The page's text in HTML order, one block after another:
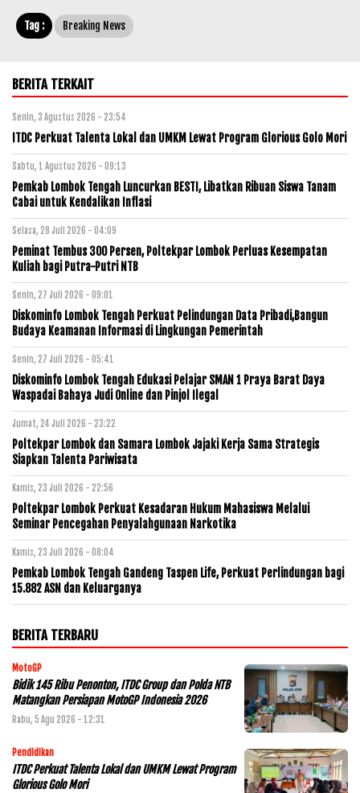
Tag : Breaking News
BERITA TERKAIT
Senin, 3 Agustus 2026 - 23:54
ITDC Perkuat Talenta Lokal dan UMKM Lewat Program Glorious Golo Mori
Sabtu, 1 Agustus 2026 - 09:13
Pemkab Lombok Tengah Luncurkan BESTI, Libatkan Ribuan Siswa Tanam
Cabai untuk Kendalikan Inflasi
Selasa, 28 Juli 2026 - 04:09
Peminat Tembus 300 Persen, Poltekpar Lombok Perluas Kesempatan
Kuliah bagi Putra-Putri NTB
Senin, 27 Juli 2026 - 09:01
Diskominfo Lombok Tengah Perkuat Pelindungan Data Pribadi,Bangun
Budaya Keamanan Informasi di Lingkungan Pemerintah
Senin, 27 Juli 2026 - 05:41
Diskominfo Lombok Tengah Edukasi Pelajar SMAN 1 Praya Barat Daya
Waspadai Bahaya Judi Online dan Pinjol Ilegal
Jumat, 24 Juli 2026 - 23:22
Poltekpar Lombok dan Samara Lombok Jajaki Kerja Sama Strategis
Siapkan Talenta Pariwisata
Kamis, 23 Juli 2026 - 22:56
Poltekpar Lombok Perkuat Kesadaran Hukum Mahasiswa Melalui
Seminar Pencegahan Penyalahgunaan Narkotika
Kamis, 23 Juli 2026 - 08:04
Pemkab Lombok Tengah Gandeng Taspen Life, Perkuat Perlindungan bagi
15.882 ASN dan Keluarganya
BERITA TERBARU
MotoGP
Bidik 145 Ribu Penonton, ITDC Group dan Polda NTB
Matangkan Persiapan MotoGP Indonesia 2026
Rabu, 5 Agu 2026 - 12:31
Pendidikan
ITDC Perkuat Talenta Lokal dan UMKM Lewat Program
Glorious Golo Mori